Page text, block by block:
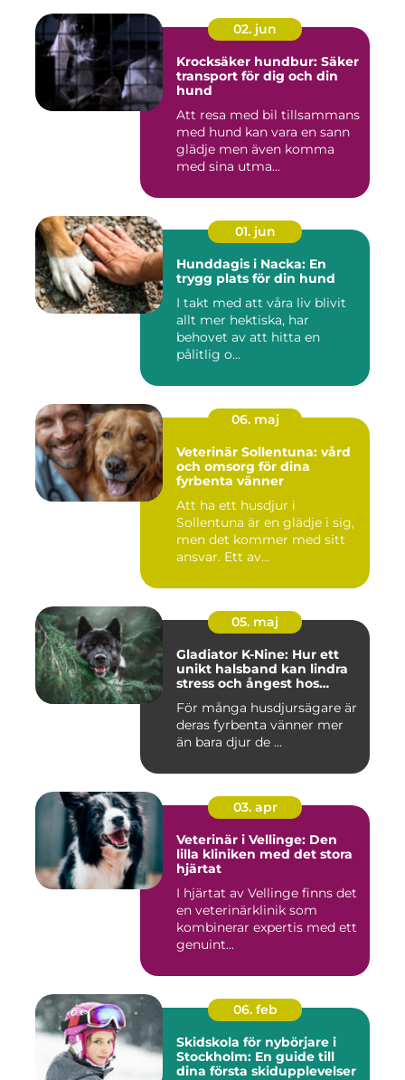
02. jun
Krocksäker hundbur: Säker
transport för dig och din
hund
Att resa med bil tillsammans
med hund kan vara en sann
glädje men även komma
med sina utma...
01. jun
Hunddagis i Nacka: En
trygg plats för din hund
I takt med att våra liv blivit
allt mer hektiska, har
behovet av att hitta en
pålitlig o...
06. maj
Veterinär Sollentuna: vård
och omsorg för dina
fyrbenta vänner
Att ha ett husdjur i
Sollentuna är en glädje i sig,
men det kommer med sitt
ansvar. Ett av...
05. maj
Gladiator K-Nine: Hur ett
unikt halsband kan lindra
stress och ångest hos
För många husdjursägare är
deras fyrbenta vänner mer
än bara djur de ...
03. apr
Veterinär i Vellinge: Den
lilla kliniken med det stora
hjärtat
I hjärtat av Vellinge finns det
en veterinärklinik som
kombinerar expertis med ett
genuint...
06. feb
Skidskola för nybörjare i
Stockholm: En guide till
dina första skidupplevelser